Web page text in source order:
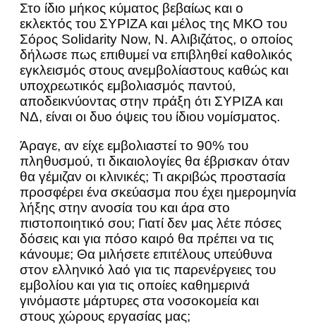
Στο ίδιο μήκος κύματος βεβαίως και ο
εκλεκτός του ΣΥΡΙΖΑ και μέλος της ΜΚΟ του
Σόρος Solidarity Now, Ν. Αλιβιζάτος, o οποίος
δήλωσε πως επιθυμεί να επιβληθεί καθολικός
εγκλεισμός στους ανεμβολίαστους καθώς και
υποχρεωτικός εμβολιασμός παντού,
αποδεικνύοντας στην πράξη ότι ΣΥΡΙΖΑ και
ΝΔ, είναι οι δυο όψεις του ίδιου νομίσματος.
Άραγε, αν είχε εμβολιαστεί το 90% του
πληθυσμού, τι δικαιολογίες θα έβρισκαν όταν
θα γέμιζαν οι κλινικές; Τι ακριβώς προστασία
προσφέρει ένα σκεύασμα που έχει ημερομηνία
λήξης στην ανοσία του και άρα στο
πιστοποιητικό σου; Γιατί δεν μας λέτε πόσες
δόσεις και για πόσο καιρό θα πρέπει να τις
κάνουμε; Θα μιλήσετε επιτέλους υπεύθυνα
στον ελληνικό λαό για τις παρενέργειες του
εμβολίου και για τις οποίες καθημερινά
γινόμαστε μάρτυρες στα νοσοκομεία και
στους χώρους εργασίας μας;